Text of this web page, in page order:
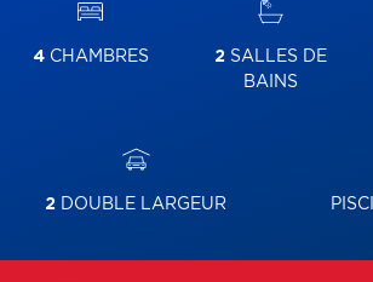
4CHAMBRES 2 SALLES DE
BAINS
2 DOUBLE LARGEUR